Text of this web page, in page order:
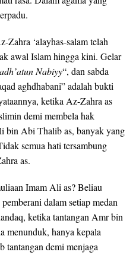
Zahra ‘alayhas-salam telah
awal Islam hingga kini. Gelar
Nabiyy“, dan sabda
aghdhabani” adalah bukti
ketika Az-Zahra as
demi membela hak
Abi Thalib as, banyak yang
semua hati tersambung
as.
Imam Ali as? Beliau
dalam setiap medan
ketika tantangan Amr bin
menunduk, hanya kepala
tantangan demi menjaga